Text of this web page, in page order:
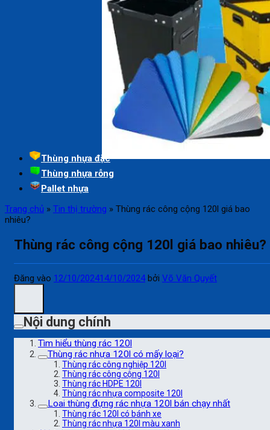
Thùng nhựa đặc
Thùng nhựa rỗng
Pallet nhựa
Trang chủ » Tin thị trường » Thùng rác công cộng 120l giá bao
nhiêu?
Thùng rác công cộng 120l giá bao nhiêu?
Đăng vào 12/10/202414/10/2024 bởi Võ Văn Quyết
Nội dung chính
Tìm hiểu thùng rác 120l
Thùng rác nhựa 120l có mấy loại?
Thùng rác công nghiệp 120l
Thùng rác công cộng 120l
Thùng rác HDPE 120l
Thùng rác nhựa composite 120l
Loai thùng đựng rác nhựa 120l bán chạy nhất
Thùng rác 120l có bánh xe
Thùng rác nhựa 120l màu xanh